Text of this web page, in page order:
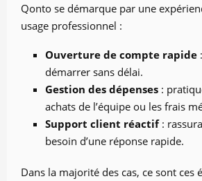
Qonto se démarque par une
usage professionnel :
Ouverture de compte rapide
démarrer sans délai.
Gestion des dépenses :
achats de l’équipe ou les frais
Support client réactif:
besoin d’une réponse rapide.
Dans la majorité des cas, ce sont ces